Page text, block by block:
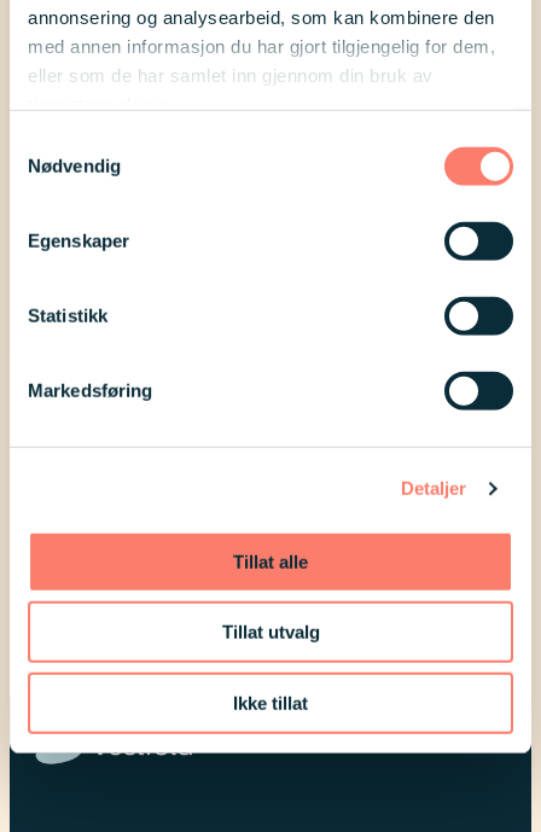
annonsering og analysearbeid, som kan kombinere den
med annen informasjon du har gjort tilgjengelig for dem,
eller som de har samlet inn gjennom din bruk av
Nødvendig
Egenskaper
Statistikk
Markedsføring
Detaljer
Tillat alle
Tillat utvalg
Ikke tillat
Her kommer det mer informasjon etter
Kommende arrangementer
Ingen resultater funnet.